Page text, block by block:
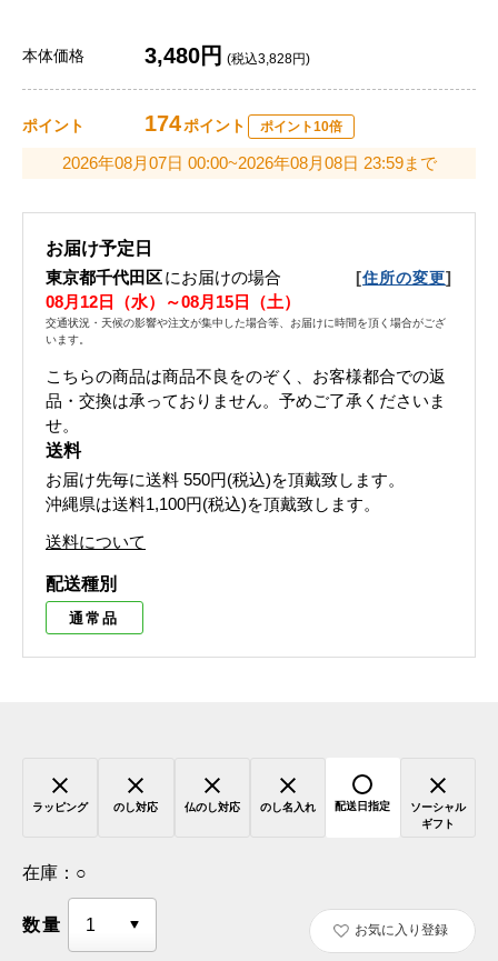
本体価格 3,480円 (税込3,828円)
ポイント 174ポイント ポイント10倍
2026年08月07日 00:00~2026年08月08日 23:59まで
お届け予定日
東京都千代田区にお届けの場合 [住所の変更]
08月12日（水）～08月15日（土）
交通状況・天候の影響や注文が集中した場合等、お届けに時間を頂く場合がござ
います。
こちらの商品は商品不良をのぞく、お客様都合での返
品・交換は承っておりません。予めご了承くださいま
せ。
送料
お届け先毎に送料 550円(税込)を頂戴致します。
沖縄県は送料1,100円(税込)を頂戴致します。
送料について
配送種別
通常品
ラッピング のし対応 仏のし対応 のし名入れ 配送日指定
ソーシャル
ギフト
在庫： ○
数量 お気に入り登録